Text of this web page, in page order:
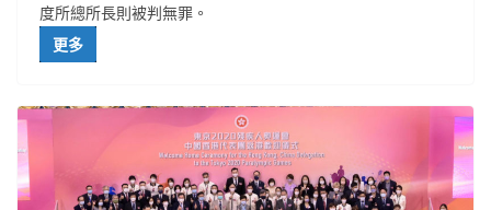
度所總所長則被判無罪。
更多